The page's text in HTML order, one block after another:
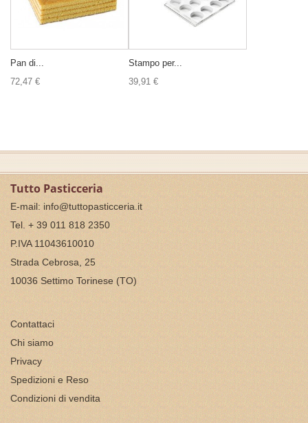
Pan di...
72,47 €
Stampo per...
39,91 €
Tutto Pasticceria
E-mail: info@tuttopasticceria.it
Tel. + 39 011 818 2350
P.IVA 11043610010
Strada Cebrosa, 25
10036 Settimo Torinese (TO)
Contattaci
Chi siamo
Privacy
Spedizioni e Reso
Condizioni di vendita